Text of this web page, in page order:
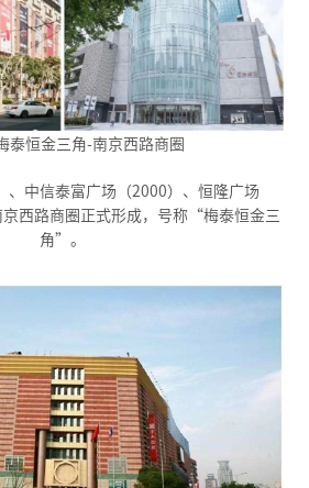
泰恒金三角-南京西路商圈
、中信泰富广场（2000）、恒隆广场
京西路商圈正式形成，号称“梅泰恒金三
角”。